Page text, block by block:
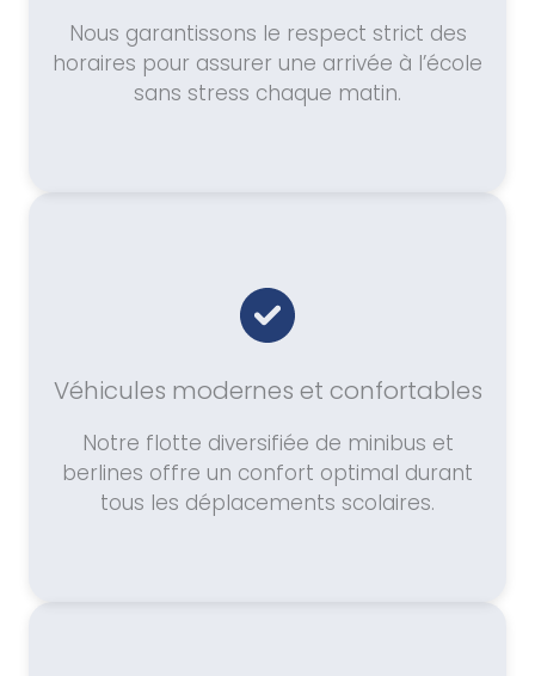
Nous garantissons le respect strict des
horaires pour assurer une arrivée à l’école
sans stress chaque matin.
Véhicules modernes et confortables
Notre flotte diversifiée de minibus et
berlines offre un confort optimal durant
tous les déplacements scolaires.